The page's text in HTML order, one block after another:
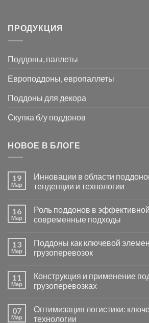
ПРОДУКЦИЯ
Поддоны, паллеты
Европоддоны, европаллеты
Поддоны для декора
Скупка б/у поддонов
НОВОЕ В БЛОГЕ
19
Мар
Инновации в области
тенденции и технологии
16
Мар
Роль поддонов в эффективной
современные подходы
13
Мар
Поддоны как ключевой
грузоперевозок
11
Мар
Конструкция и применение
грузоперевозках
07
Мар
Оптимизация логистики:
технологии